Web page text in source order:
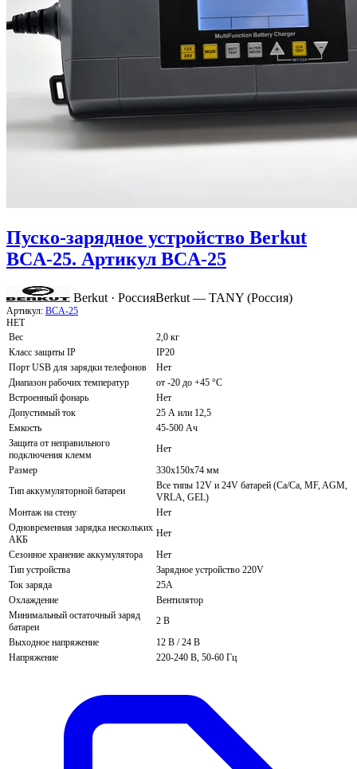
Пуско-зарядное устройство Berkut
BCA-25. Артикул BCA-25
Berkut · РоссияBerkut — TANY (Россия)
Артикул: BCA-25
НЕТ
Вес
2,0 кг
Класс защиты IP
IP20
Порт USB для зарядки телефонов
Нет
Диапазон рабочих температур
от -20 до +45 °C
Встроенный фонарь
Нет
Допустимый ток
25 А или 12,5
Емкость
45-500 Ач
Защита от неправильного
подключения клемм
Нет
Размер
330x150x74 мм
Тип аккумуляторной батареи
Все типы 12V и 24V батарей (Сa/Ca, MF, AGM,
VRLA, GEL)
Монтаж на стену
Нет
Одновременная зарядка нескольких
АКБ
Нет
Сезонное хранение аккумулятора
Нет
Тип устройства
Зарядное устройство 220V
Ток заряда
25А
Охлаждение
Вентилятор
Минимальный остаточный заряд
батареи
2 В
Выходное напряжение
12 В / 24 В
Напряжение
220-240 В, 50-60 Гц